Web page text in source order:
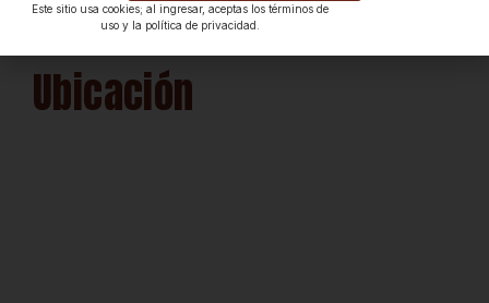
Ubicación
Este sitio usa cookies; al ingresar, aceptas los términos de
uso y la política de privacidad.